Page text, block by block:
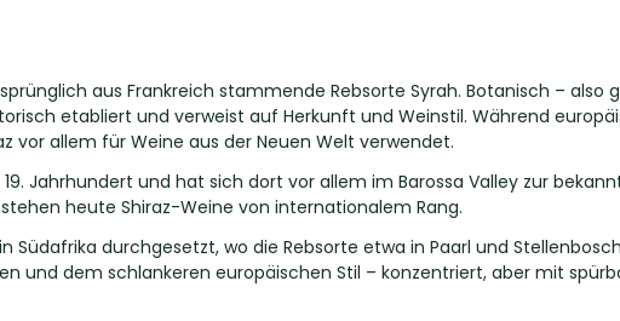
aus Frankreich stammende Rebsorte Syrah. Botanisch – also
etabliert und verweist auf Herkunft und Weinstil. Während
vor allem für Weine aus der Neuen Welt verwendet.
Jahrhundert und hat sich dort vor allem im Barossa Valley zur
heute Shiraz-Weine von internationalem Rang.
Südafrika durchgesetzt, wo die Rebsorte etwa in Paarl und
und dem schlankeren europäischen Stil – konzentriert, aber mit